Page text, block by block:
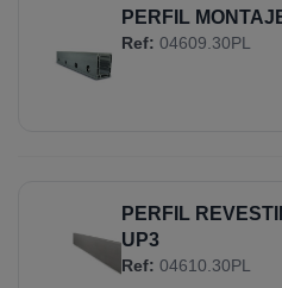
PERFIL
Ref: 04609.30PL
PERFIL
UP3
Ref: 04610.30PL